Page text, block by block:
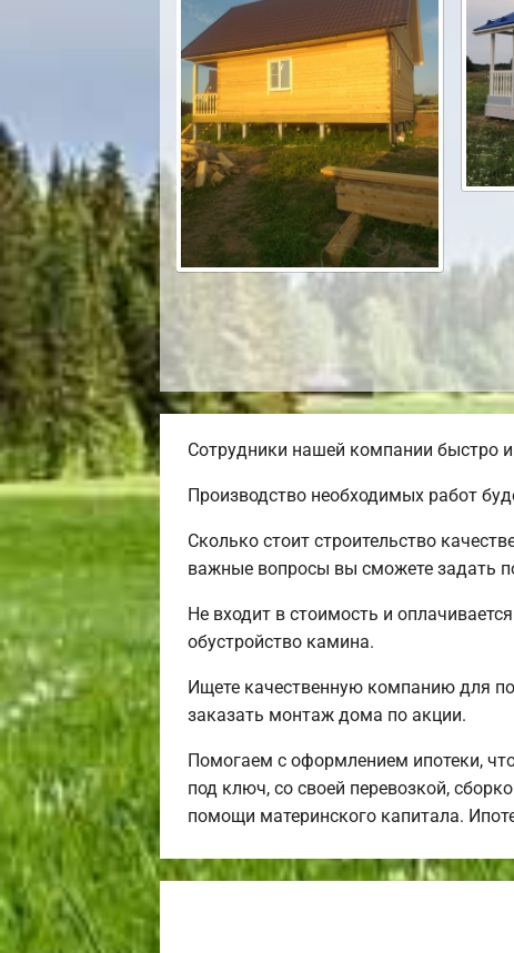
Сотрудники нашей компании быстро
Производство необходимых работ
Сколько стоит строительство
важные вопросы вы сможете задать
Не входит в стоимость и
обустройство камина.
Ищете качественную компанию для
заказать монтаж дома по акции.
Помогаем с оформлением ипотеки,
под ключ, со своей перевозкой,
помощи материнского капитала.